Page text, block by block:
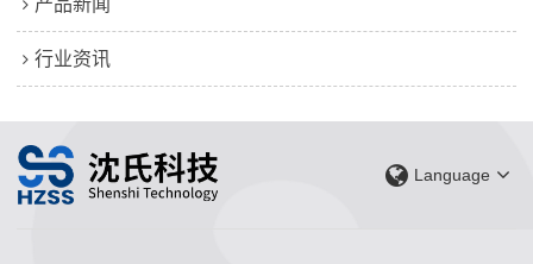
行业资讯
Language